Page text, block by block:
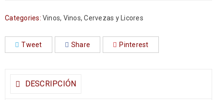
Categories: Vinos, Vinos, Cervezas y Licores
Tweet Share Pinterest
DESCRIPCIÓN